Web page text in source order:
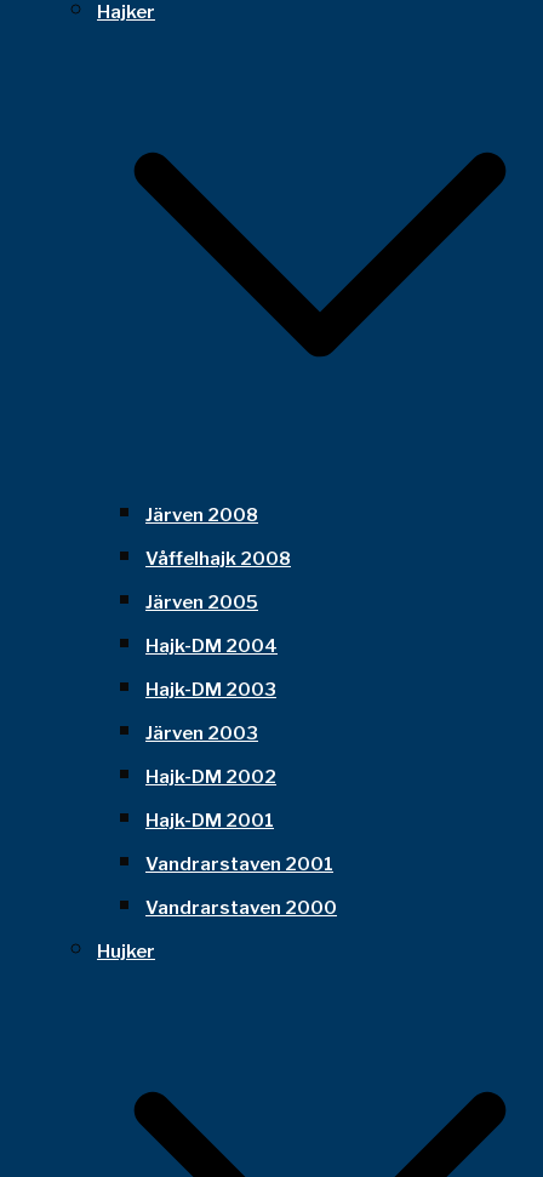
Hajker
Järven 2008
Våffelhajk 2008
Järven 2005
Hajk-DM 2004
Hajk-DM 2003
Järven 2003
Hajk-DM 2002
Hajk-DM 2001
Vandrarstaven 2001
Vandrarstaven 2000
Hujker